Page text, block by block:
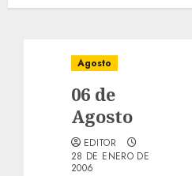
Agosto
06 de
Agosto
EDITOR
28 DE ENERO DE
2006